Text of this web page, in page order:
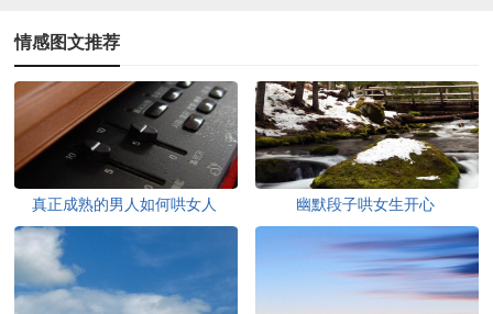
情感图文推荐
真正成熟的男人如何哄女人 幽默段子哄女生开心